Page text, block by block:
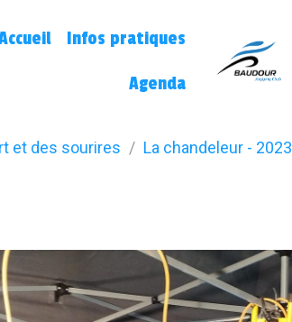
Infos pratiques
Agenda
et des sourires La chandeleur - 2023